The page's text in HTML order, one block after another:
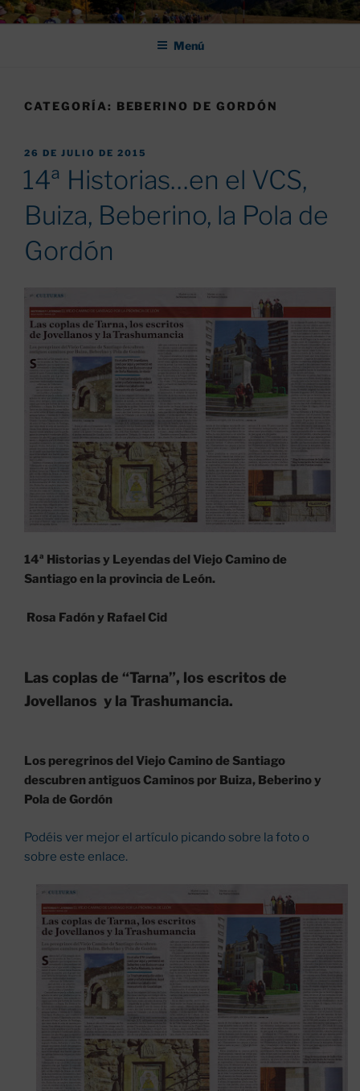
Saltar
al
ASOCIACIÓN DE AMIGOS DEL
CAMINO DE SANTIAGO DE
Menú
CATEGORÍA: BEBERINO DE GORDÓN
PUBLICADO
26 DE JULIO DE 2015
14ª Historias…en el VCS,
Buiza, Beberino, la Pola de
Gordón
14ª Historias y Leyendas del Viejo Camino de
Santiago en la provincia de León.
Rosa Fadón y Rafael Cid
Las coplas de “Tarna”, los escritos de
Jovellanos y la Trashumancia.
Los peregrinos del Viejo Camino de Santiago
descubren antiguos Caminos por Buiza, Beberino y
Pola de Gordón
Podéis ver mejor el artículo picando sobre la foto o
sobre este enlace.